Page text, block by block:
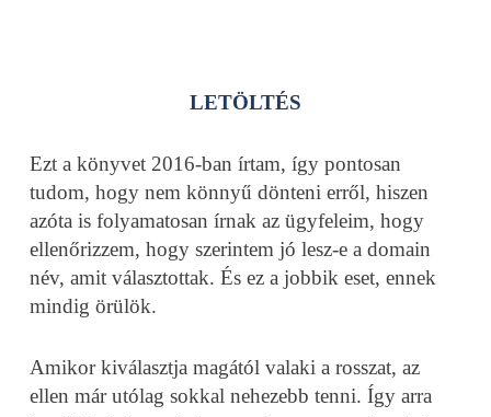
LETÖLTÉS
Ezt a könyvet 2016-ban írtam, így pontosan
tudom, hogy nem könnyű dönteni erről, hiszen
azóta is folyamatosan írnak az ügyfeleim, hogy
ellenőrizzem, hogy szerintem jó lesz-e a domain
név, amit választottak. És ez a jobbik eset, ennek
mindig örülök.
Amikor kiválasztja magától valaki a rosszat, az
ellen már utólag sokkal nehezebb tenni. Így arra